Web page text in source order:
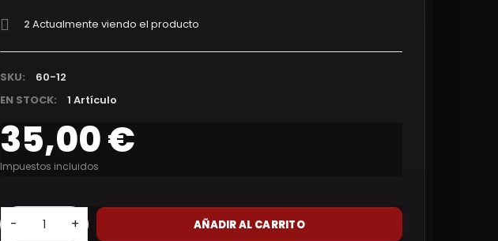
2 Actualmente viendo el producto
SKU:
60-12
EN STOCK:
1 Artículo
35,00 €
Impuestos incluidos
- + AÑADIR AL CARRITO